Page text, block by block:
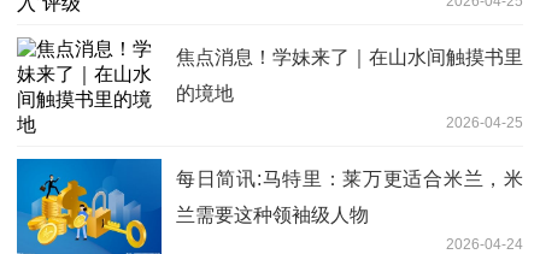
焦点消息！学妹来了｜在山水间触摸书里
的境地
2026-04-25
每日简讯:马特里：莱万更适合米兰，米
兰需要这种领袖级人物
2026-04-24